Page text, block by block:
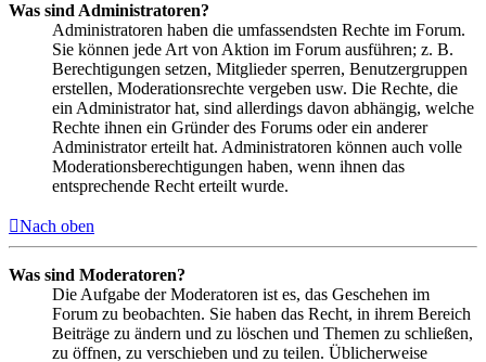
Was sind Administratoren?
Administratoren haben die umfassendsten Rechte im Forum.
Sie können jede Art von Aktion im Forum ausführen; z. B.
Berechtigungen setzen, Mitglieder sperren, Benutzergruppen
erstellen, Moderationsrechte vergeben usw. Die Rechte, die
ein Administrator hat, sind allerdings davon abhängig, welche
Rechte ihnen ein Gründer des Forums oder ein anderer
Administrator erteilt hat. Administratoren können auch volle
Moderationsberechtigungen haben, wenn ihnen das
entsprechende Recht erteilt wurde.
Nach oben
Was sind Moderatoren?
Die Aufgabe der Moderatoren ist es, das Geschehen im
Forum zu beobachten. Sie haben das Recht, in ihrem Bereich
Beiträge zu ändern und zu löschen und Themen zu schließen,
zu öffnen, zu verschieben und zu teilen. Üblicherweise